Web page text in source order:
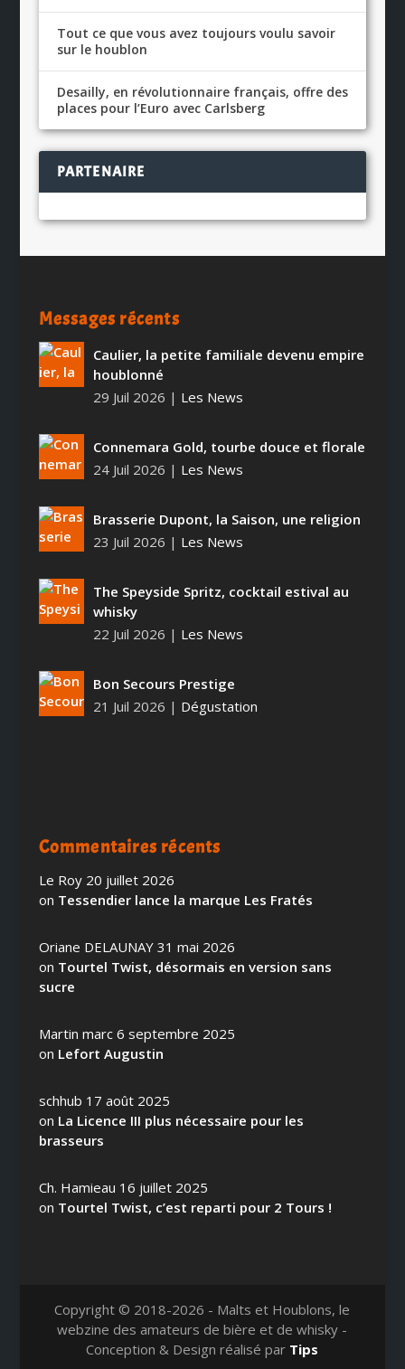
Tout ce que vous avez toujours voulu savoir
sur le houblon
Desailly, en révolutionnaire français, offre des
places pour l’Euro avec Carlsberg
PARTENAIRE
Messages récents
Caulier, la petite familiale devenu empire
houblonné
29 Juil 2026 | Les News
Connemara Gold, tourbe douce et florale
24 Juil 2026 | Les News
Brasserie Dupont, la Saison, une religion
23 Juil 2026 | Les News
The Speyside Spritz, cocktail estival au
whisky
22 Juil 2026 | Les News
Bon Secours Prestige
21 Juil 2026 | Dégustation
Commentaires récents
Le Roy 20 juillet 2026
on Tessendier lance la marque Les Fratés
Oriane DELAUNAY 31 mai 2026
on Tourtel Twist, désormais en version sans
sucre
Martin marc 6 septembre 2025
on Lefort Augustin
schhub 17 août 2025
on La Licence III plus nécessaire pour les
brasseurs
Ch. Hamieau 16 juillet 2025
on Tourtel Twist, c’est reparti pour 2 Tours !
Copyright © 2018-2026 - Malts et Houblons, le
webzine des amateurs de bière et de whisky -
Conception & Design réalisé par Tips